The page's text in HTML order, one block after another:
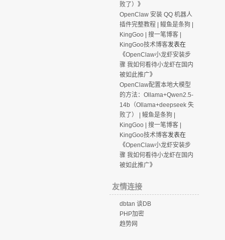
败了）
》
OpenClaw 安装 QQ 机器人
插件完整教程 | 鳗鱼是条狗 |
KingGoo | 搜一笔博客 |
KingGoo技术博客发表在
《OpenClaw小龙虾安装步
骤 我如何看待小龙虾在国内
被如此推广》
OpenClaw配置本地大模型
的方法：Ollama+Qwen2.5-
14b（Ollama+deepseek 失
败了） | 鳗鱼是条狗 |
KingGoo | 搜一笔博客 |
KingGoo技术博客发表在
《OpenClaw小龙虾安装步
骤 我如何看待小龙虾在国内
被如此推广》
友情连接
dbtan 谈DB
PHP加密
趋势网